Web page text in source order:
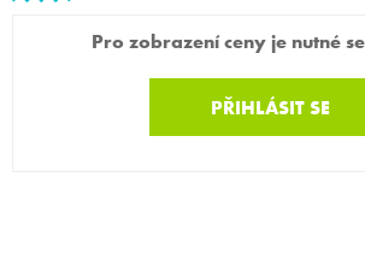
Pro zobrazení ceny je nutné
PŘIHLÁSIT SE